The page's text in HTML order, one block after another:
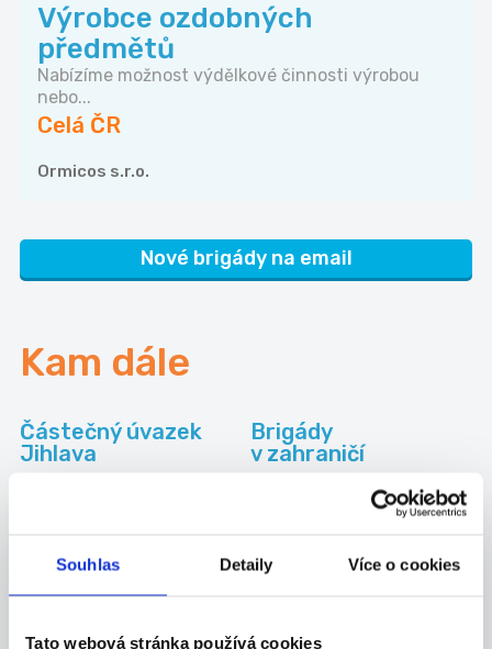
Souhlas Detaily Více o cookies
Tato webová stránka používá cookies
Výrobce ozdobných
předmětů
Nabízíme možnost výdělkové činnosti výrobou
nebo...
Celá ČR
Ormicos s.r.o.
Nové brigády na email
Kam dále
Částečný úvazek
Jihlava
Brigády
v zahraničí
Práce na HPP
Kategoriebrigád